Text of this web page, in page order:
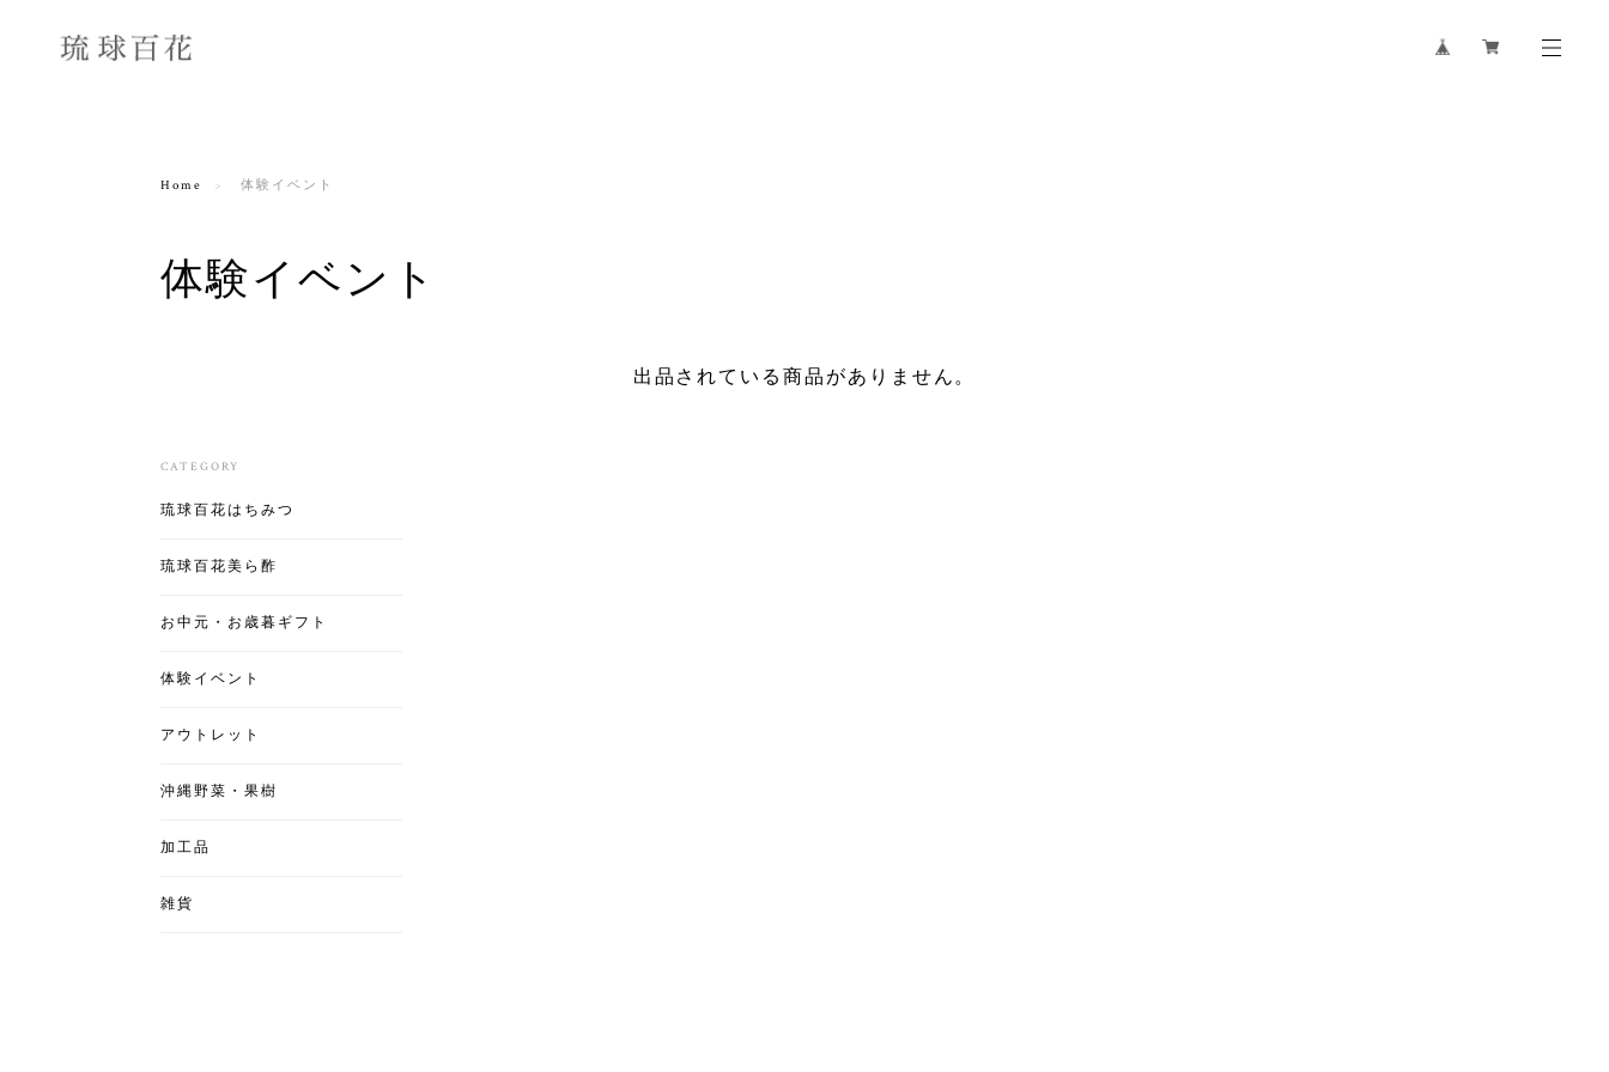
Home 体験イベント
体験イベント
出品されている商品がありません。
CATEGORY
琉球百花はちみつ
琉球百花美ら酢
お中元・お歳暮ギフト
体験イベント
アウトレット
沖縄野菜・果樹
加工品
雑貨